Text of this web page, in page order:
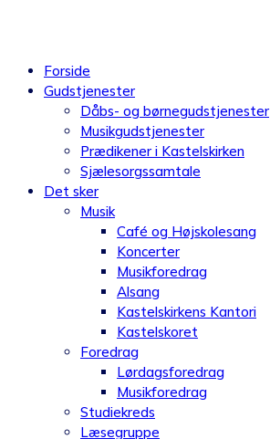
Forside
Gudstjenester
Dåbs- og børnegudstjenester
Musikgudstjenester
Prædikener i Kastelskirken
Sjælesorgssamtale
Det sker
Musik
Café og Højskolesang
Koncerter
Musikforedrag
Alsang
Kastelskirkens Kantori
Kastelskoret
Foredrag
Lørdagsforedrag
Musikforedrag
Studiekreds
Læsegruppe